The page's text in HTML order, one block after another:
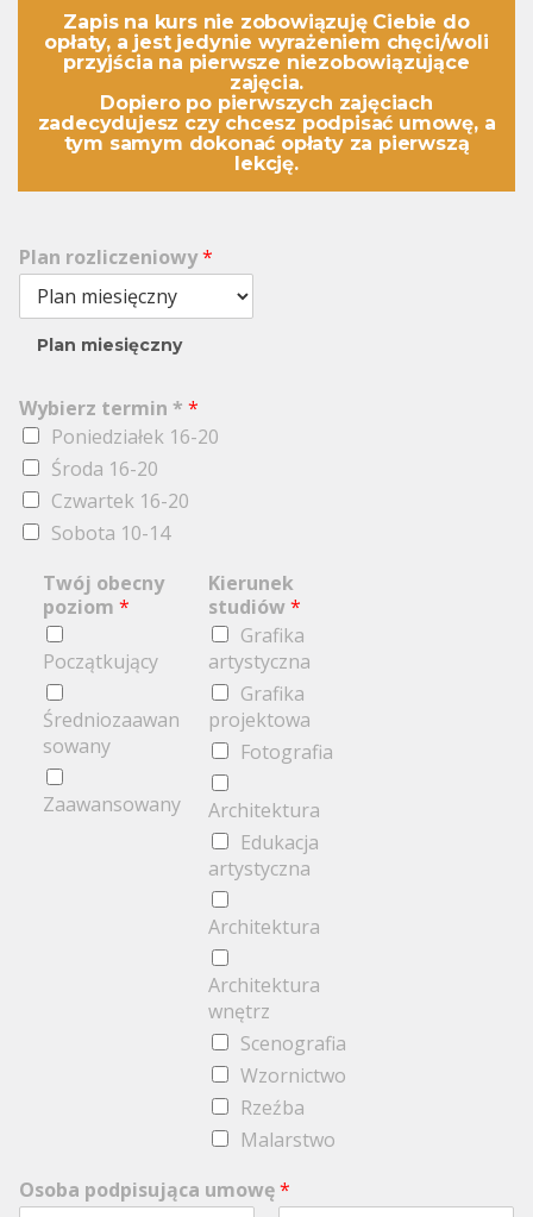
Zapis na kurs nie zobowiązuję Ciebie do
opłaty, a jest jedynie wyrażeniem chęci/woli
przyjścia na pierwsze niezobowiązujące
zajęcia.
Dopiero po pierwszych zajęciach
zadecydujesz czy chcesz podpisać umowę, a
tym samym dokonać opłaty za pierwszą
lekcję.
Plan rozliczeniowy*
Plan miesięczny
Wybierz termin * *
Poniedziałek 16-20
Środa 16-20
Czwartek 16-20
Sobota 10-14
Twój obecny
poziom *
Początkujący
Średniozaawan
sowany
Zaawansowany
Kierunek
studiów*
Grafika
artystyczna
Grafika
projektowa
Fotografia
Architektura
Edukacja
artystyczna
Architektura
Architektura
wnętrz
Scenografia
Wzornictwo
Rzeźba
Malarstwo
Osoba podpisująca umowę*